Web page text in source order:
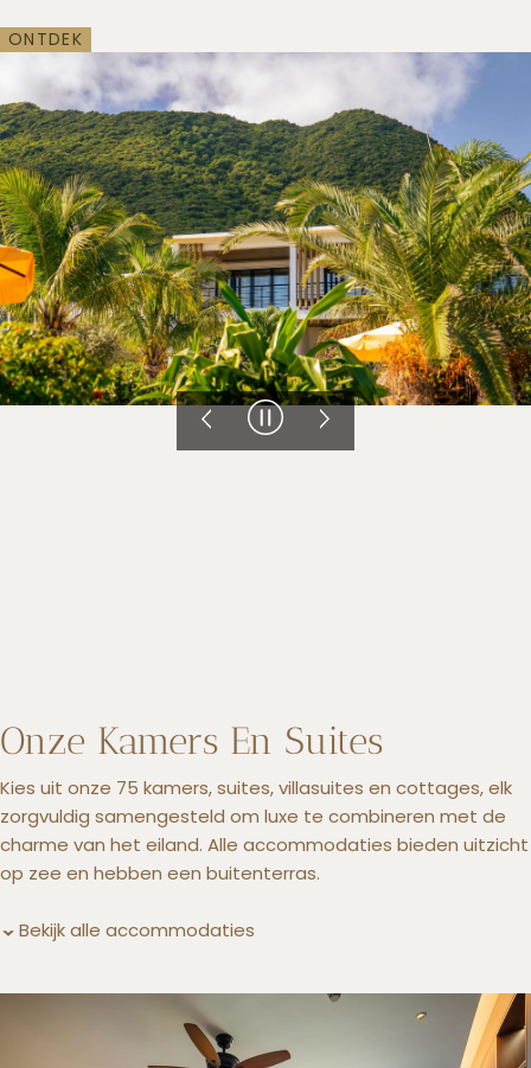
ONTDEK
Onze Kamers En Suites
Kies uit onze 75 kamers, suites, villasuites en cottages, elk
zorgvuldig samengesteld om luxe te combineren met de
charme van het eiland. Alle accommodaties bieden uitzicht
op zee en hebben een buitenterras.
Bekijk alle accommodaties